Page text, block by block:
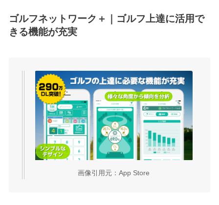
ゴルフネットワーク＋｜ゴルフ上達に活用で
きる機能が充実
画像引用元：App Store